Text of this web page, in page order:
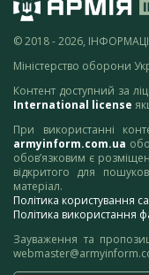
© 2018 - 2026,
Міністерство оборони
Контент доступний за
International license
При використанні
armyinform.com.ua
обов’язковим є
відкритого для
матеріал.
Політика користування
Політика використання
Зауваження та